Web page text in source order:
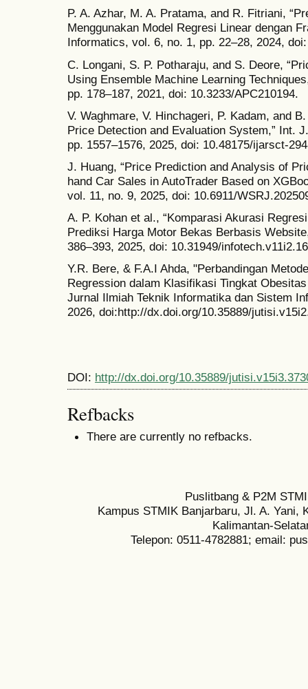
P. A. Azhar, M. A. Pratama, and R. Fitriani,
Menggunakan Model Regresi Linear dengan
Informatics, vol. 6, no. 1, pp. 22–28, 2024,
C. Longani, S. P. Potharaju, and S. Deore,
Using Ensemble Machine Learning
pp. 178–187, 2021, doi: 10.3233/APC210194.
V. Waghmare, V. Hinchageri, P. Kadam, and
Price Detection and Evaluation System,” Int.
pp. 1557–1576, 2025, doi: 10.48175/ijarsct-
J. Huang, “Price Prediction and Analysis of
hand Car Sales in AutoTrader Based on
vol. 11, no. 9, 2025, doi: 10.6911/
A. P. Kohan et al., “Komparasi Akurasi
Prediksi Harga Motor Bekas Berbasis
386–393, 2025, doi: 10.31949/
Y.R. Bere, & F.A.I Ahda, "Perbandingan
Regression dalam Klasifikasi Tingkat
Jurnal Ilmiah Teknik Informatika dan Sistem
2026, doi:http://dx.doi.org/10.35889/
DOI: http://dx.doi.org/10.35889/
Refbacks
There are currently no refbacks.
Puslitbang & P2M
Kampus STMIK Banjarbaru, Jl. A. Yani,
Kalimantan-
Telepon: 0511-4782881; email: